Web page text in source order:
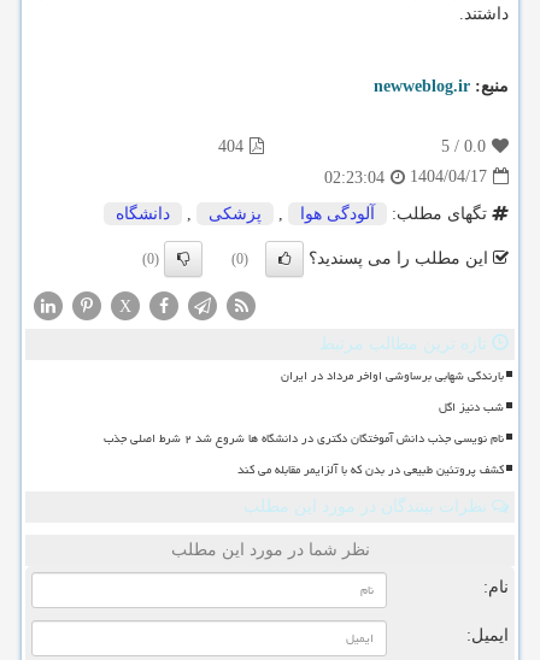
داشتند.
منبع: newweblog.ir
0.0
/
5
404
1404/04/17
02:23:04
تگهای مطلب:
آلودگی هوا پزشكی دانشگاه
این مطلب را می پسندید؟ (0)
(0)
X
تازه ترین مطالب مرتبط
بارندگی شهابی برساوشی اواخر مرداد در ایران
شب دنیز اگل
نام نویسی جذب دانش آموختگان دکتری در دانشگاه ها شروع شد ۲ شرط اصلی جذب
کشف پروتئین طبیعی در بدن که با آلزایمر مقابله می کند
نظرات بینندگان در مورد این مطلب
نظر شما در مورد این مطلب
نام:
ایمیل: